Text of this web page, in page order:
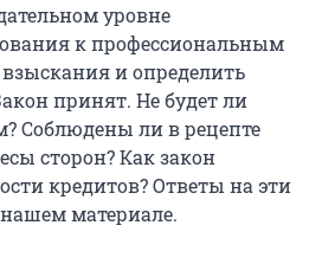
уровне
к профессиональным
и определить
принят. Не будет ли
Соблюдены ли в рецепте
сторон? Как закон
кредитов? Ответы на эти
материале.